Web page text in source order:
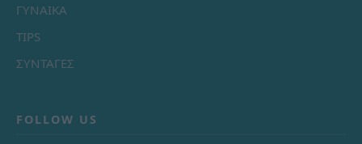
ΓΥΝΑΙΚΑ
TIPS
ΣΥΝΤΑΓΕΣ
FOLLOW US